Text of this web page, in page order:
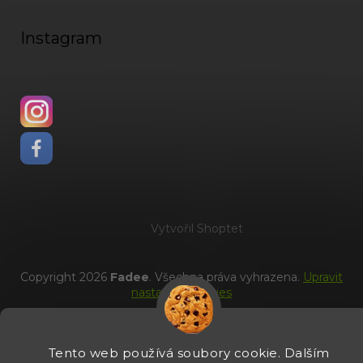
Tento web používá soubory cookie. Dalším
Instagram
Vytvořil Shoptet
Copyright 2026 Fadee. Všechna práva vyhrazena. Upravit
nastavení cookies